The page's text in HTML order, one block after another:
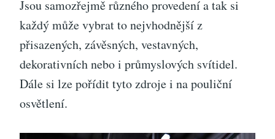
Jsou samozřejmě různého provedení a tak si
každý může vybrat to nejvhodnější z
přisazených, závěsných, vestavných,
dekorativních nebo i průmyslových svítidel.
Dále si lze pořídit tyto zdroje i na pouliční
osvětlení.